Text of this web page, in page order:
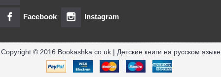
Facebook Instagram
Copyright © 2016 Bookashka.co.uk | Детские книги на русском языке